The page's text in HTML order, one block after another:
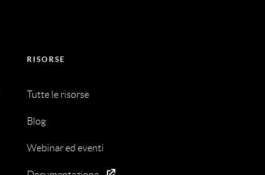
RISORSE
Tutte le risorse
Blog
Webinar ed eventi